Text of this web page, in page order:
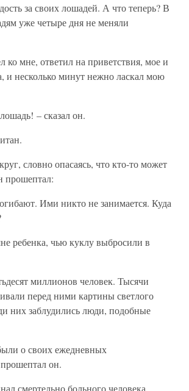
за своих лошадей. А что теперь? В
уже четыре дня не меняли
ко мне, ответил на приветствия, мое и
и несколько минут нежно ласкал мою
– сказал он.
словно опасаясь, что кто-то может
прошептал:
Ими никто не занимается. Куда
ребенка, чью куклу выбросили в
миллионов человек. Тысячи
перед ними картины светлого
них заблудились люди, подобные
о своих ежедневных
он.
смертельно больного человека,